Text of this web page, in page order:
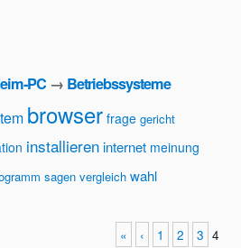
PC → Betriebssysteme
browser frage gericht
installiereninternet meinung
sagen vergleich wahl
« ‹ 1 2 3 4